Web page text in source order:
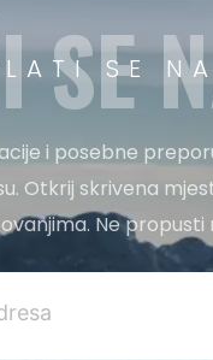
SE
i posebne
Otkrij skrivena
Ne